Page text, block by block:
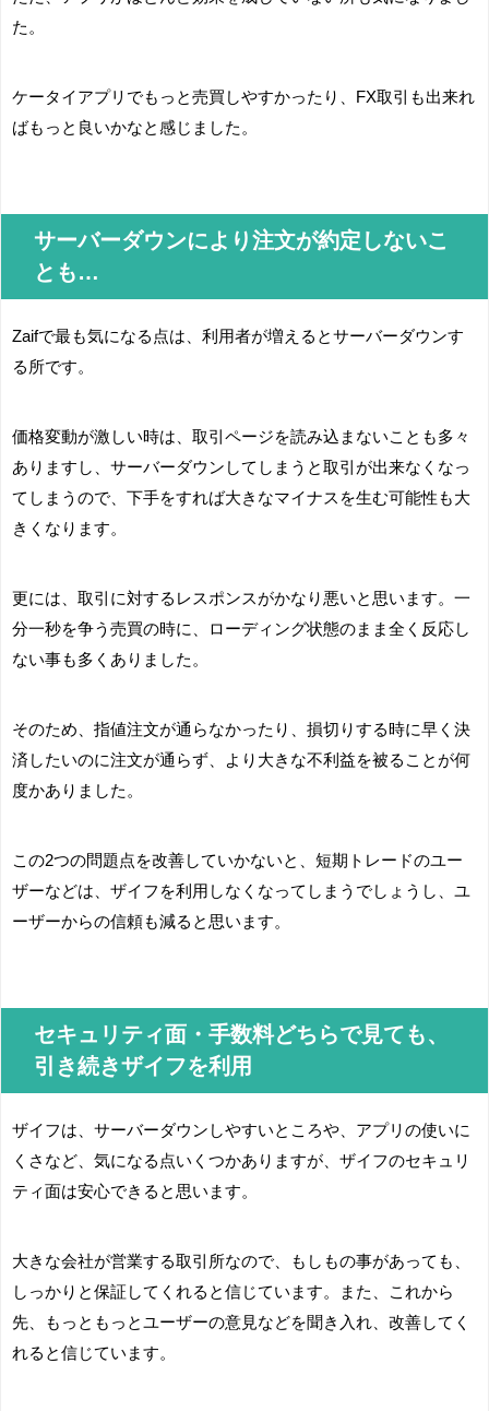
た。
ケータイアプリでもっと売買しやすかったり、FX取引も出来れ
ばもっと良いかなと感じました。
サーバーダウンにより注文が約定しないこ
とも…
Zaifで最も気になる点は、利用者が増えるとサーバーダウンす
る所です。
価格変動が激しい時は、取引ページを読み込まないことも多々
ありますし、サーバーダウンしてしまうと取引が出来なくなっ
てしまうので、下手をすれば大きなマイナスを生む可能性も大
きくなります。
更には、取引に対するレスポンスがかなり悪いと思います。一
分一秒を争う売買の時に、ローディング状態のまま全く反応し
ない事も多くありました。
そのため、指値注文が通らなかったり、損切りする時に早く決
済したいのに注文が通らず、より大きな不利益を被ることが何
度かありました。
この2つの問題点を改善していかないと、短期トレードのユー
ザーなどは、ザイフを利用しなくなってしまうでしょうし、ユ
ーザーからの信頼も減ると思います。
セキュリティ面・手数料どちらで見ても、
引き続きザイフを利用
ザイフは、サーバーダウンしやすいところや、アプリの使いに
くさなど、気になる点いくつかありますが、ザイフのセキュリ
ティ面は安心できると思います。
大きな会社が営業する取引所なので、もしもの事があっても、
しっかりと保証してくれると信じています。また、これから
先、もっともっとユーザーの意見などを聞き入れ、改善してく
れると信じています。